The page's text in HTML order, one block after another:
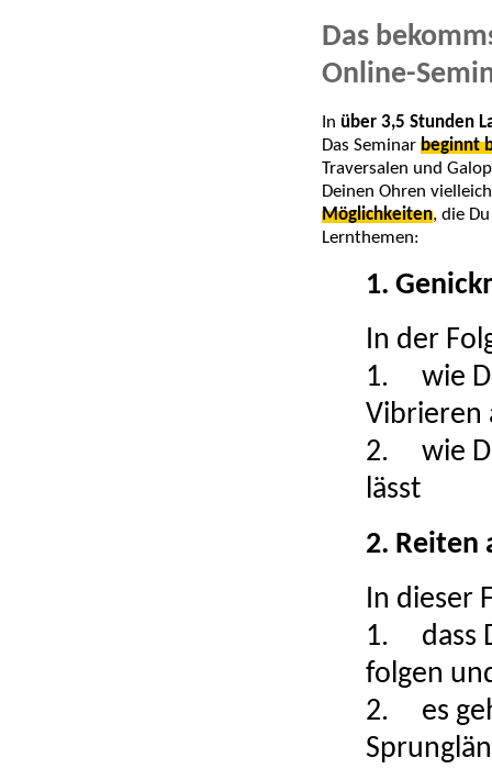
Das
Online-
In über 3,5 Stunden
Das Seminar beginnt
Traversalen und
Deinen Ohren
Möglichkeiten, die
Lernthemen:
1.
In der
1.
wie
Vibrieren
2.
wie
lässt
2. Reiten
In dieser
1.
dass
folgen
2.
es